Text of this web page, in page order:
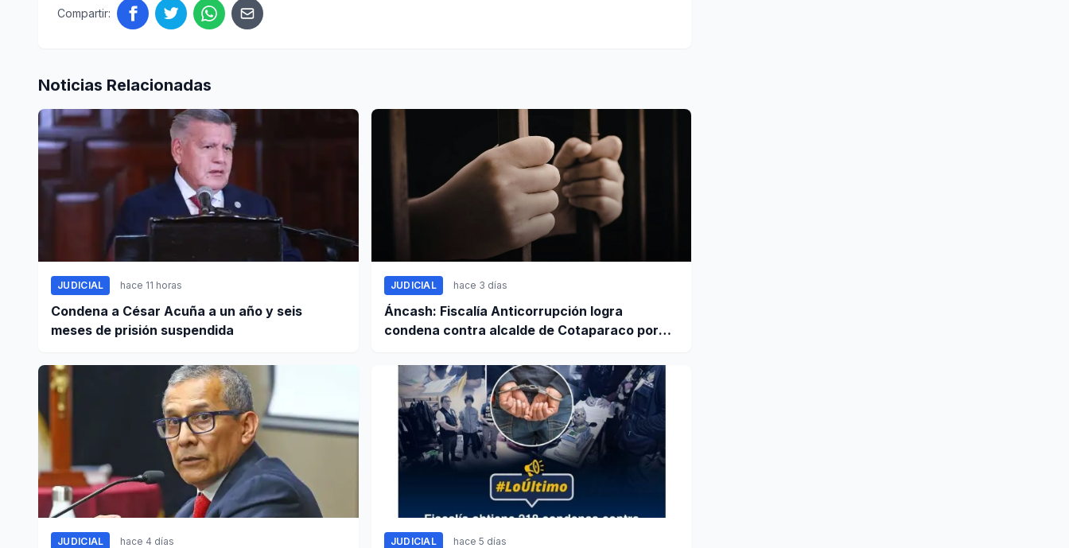
Compartir:
Noticias Relacionadas
JUDICIAL hace 11 horas
Condena a César Acuña a un año y seis
meses de prisión suspendida
JUDICIAL hace 3 días
Áncash: Fiscalía Anticorrupción logra
condena contra alcalde de Cotaparaco por
JUDICIAL hace 4 días JUDICIAL hace 5 días